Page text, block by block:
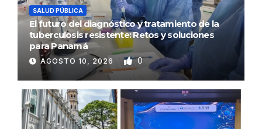
SALUD PÚBLICA
El futuro del diagnóstico y tratamiento de la
tuberculosis resistente: Retos y soluciones
para Panamá
AGOSTO 10, 2026 0